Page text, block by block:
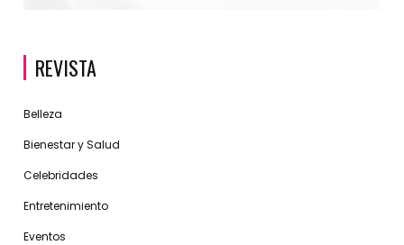
REVISTA
Belleza
Bienestar y Salud
Celebridades
Entretenimiento
Eventos